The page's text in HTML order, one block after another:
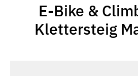
E-Bike &
Klettersteig